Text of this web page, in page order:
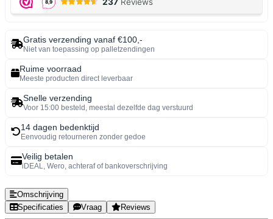
Gratis verzending vanaf €100,-
Niet van toepassing op palletzendingen
Ruime voorraad
Meeste producten direct leverbaar
Snelle verzending
Voor 15:00 besteld, meestal dezelfde dag verstuurd
14 dagen bedenktijd
Eenvoudig retourneren zonder gedoe
Veilig betalen
iDEAL, Wero, achteraf of bankoverschrijving
Omschrijving
Specificaties
Vraag Reviews